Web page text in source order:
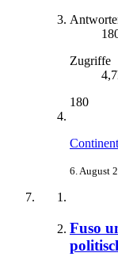
Zugriffe
180
6. August
Fuso